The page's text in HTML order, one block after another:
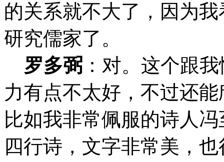
的关系就不大了，因为
研究儒家了。
罗多弼 ：对。这个跟
力有点不太好，不过还
比如我非常佩服的诗人
四行诗，文字非常美，